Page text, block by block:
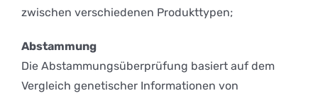
zwischen verschiedenen Produkttypen;
Abstammung
Die Abstammungsüberprüfung basiert auf dem
Vergleich genetischer Informationen von